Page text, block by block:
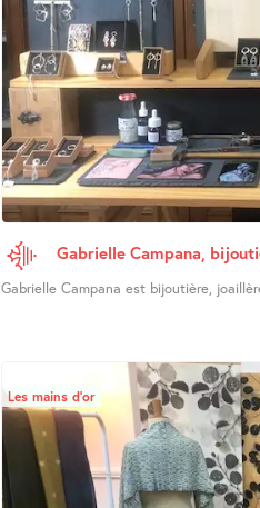
Gabrielle Campana,
Gabrielle Campana est bijoutière,
Les mains d’or